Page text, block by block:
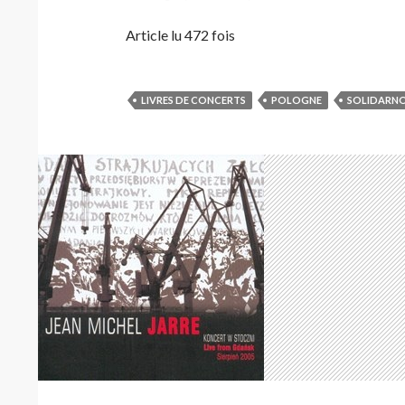
Article lu 472 fois
LIVRES DE CONCERTS POLOGNE